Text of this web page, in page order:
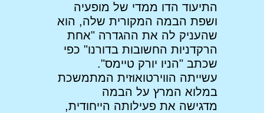
התיעוד הדו ממדי של מופעיה
ושפת הבמה המקורית שלה, הוא
שהעניק לה את ההגדרה "אחת
הרקדניות החשובות בדורנו" כפי
שכתב "הניו יורק טיימס".
עשייתה הווירטואוזית המתמשכת
במלוא המרץ על הבמה
מדגישה את פעילותה הייחודית,